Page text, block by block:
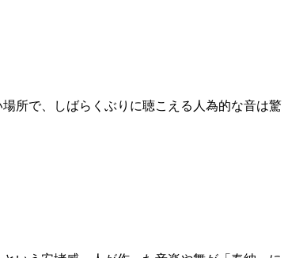
所で、しばらくぶりに聴こえる人為的な音は驚